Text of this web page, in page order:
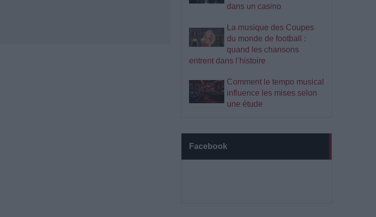
dans un casino
La musique des Coupes
du monde de football :
quand les chansons
entrent dans l’histoire
Comment le tempo musical
influence les mises selon
une étude
Facebook